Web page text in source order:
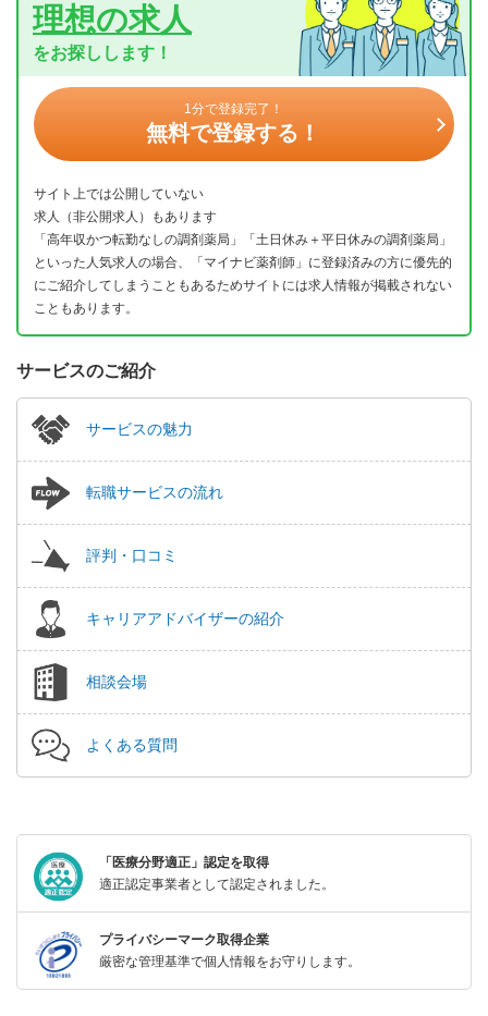
理想の求人
をお探しします！
1分で登録完了！
無料で登録する！
サイト上では公開していない
求人（非公開求人）もあります
「高年収かつ転勤なしの調剤薬局」「土日休み＋平日休みの調剤薬局」
といった人気求人の場合、「マイナビ薬剤師」に登録済みの方に優先的
にご紹介してしまうこともあるためサイトには求人情報が掲載されない
こともあります。
サービスのご紹介
サービスの魅力
転職サービスの流れ
評判・口コミ
キャリアアドバイザーの紹介
相談会場
よくある質問
「医療分野適正」認定を取得
適正認定事業者として認定されました。
プライバシーマーク取得企業
厳密な管理基準で個人情報をお守りします。